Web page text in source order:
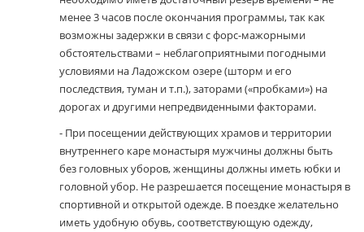
менее 3 часов после окончания программы, так как
возможны задержки в связи с форс-мажорными
обстоятельствами – неблагоприятными погодными
условиями на Ладожском озере (шторм и его
последствия, туман и т.п.), заторами («пробками») на
дорогах и другими непредвиденными факторами.
- При посещении действующих храмов и территории
внутреннего каре монастыря мужчины должны быть
без головных уборов, женщины должны иметь юбки и
головной убор. Не разрешается посещение монастыря в
спортивной и открытой одежде. В поездке желательно
иметь удобную обувь, соответствующую одежду,